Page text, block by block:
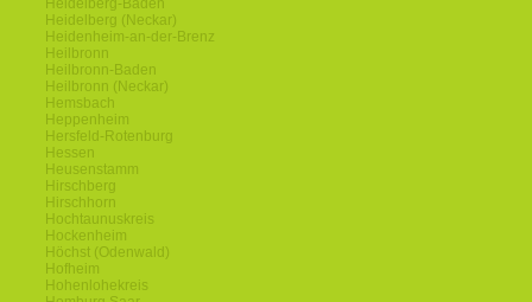
Heidelberg-Baden
Heidelberg (Neckar)
Heidenheim-an-der-Brenz
Heilbronn
Heilbronn-Baden
Heilbronn (Neckar)
Hemsbach
Heppenheim
Hersfeld-Rotenburg
Hessen
Heusenstamm
Hirschberg
Hirschhorn
Hochtaunuskreis
Hockenheim
Höchst (Odenwald)
Hofheim
Hohenlohekreis